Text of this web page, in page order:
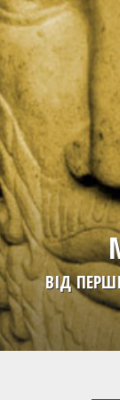
ВІД